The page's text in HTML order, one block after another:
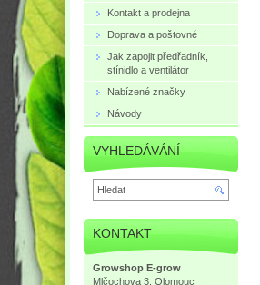
Kontakt a prodejna
Doprava a poštovné
Jak zapojit předřadník,
stínidlo a ventilátor
Nabízené značky
Návody
VYHLEDÁVÁNÍ
KONTAKT
Growshop E-grow
Mlčochova 3, Olomouc